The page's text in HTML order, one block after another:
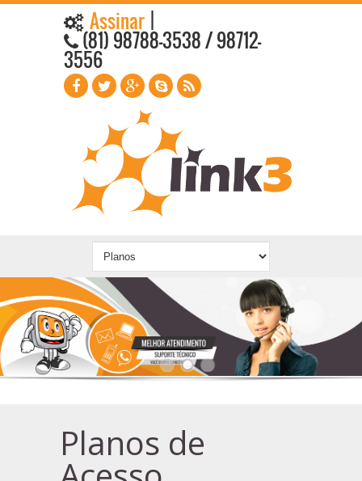
Assinar
(81) 98788-3538 / 98712-
3556
Planos de